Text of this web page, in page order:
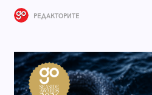
РЕДАКТОРИТЕ